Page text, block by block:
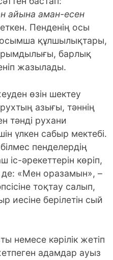
айына аман-есен
Пенденің осы
құлшылықтары,
барлық
жазылады.
өзін шектеу
азығы, тәннің
тәнді рухани
үлкен сабыр мектебі.
пенделердің
іс-әрекеттерін көріп,
де: «Мен оразамын», –
тоқтау салып,
иесіне берілетін сый
немесе кәрілік жетіп
адамдар ауыз